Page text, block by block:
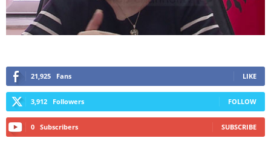
21,925 Fans LIKE
3,912 Followers FOLLOW
0 Subscribers SUBSCRIBE